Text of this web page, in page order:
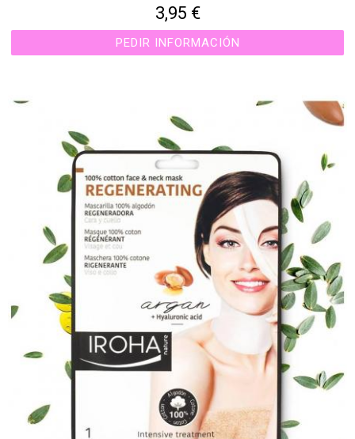
3,95 €
PEDIR INFORMACIÓN